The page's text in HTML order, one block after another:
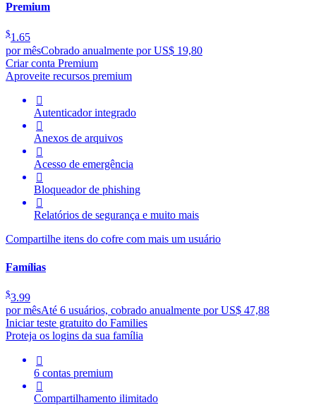
Premium
$1.65
por mêsCobrado anualmente por US$ 19,80
Criar conta Premium
Aproveite recursos premium

Autenticador integrado

Anexos de arquivos

Acesso de emergência

Bloqueador de phishing

Relatórios de segurança e muito mais
Compartilhe itens do cofre com mais um usuário
Famílias
$3.99
por mêsAté 6 usuários, cobrado anualmente por US$ 47,88
Iniciar teste gratuito do Families
Proteja os logins da sua família

6 contas premium

Compartilhamento ilimitado